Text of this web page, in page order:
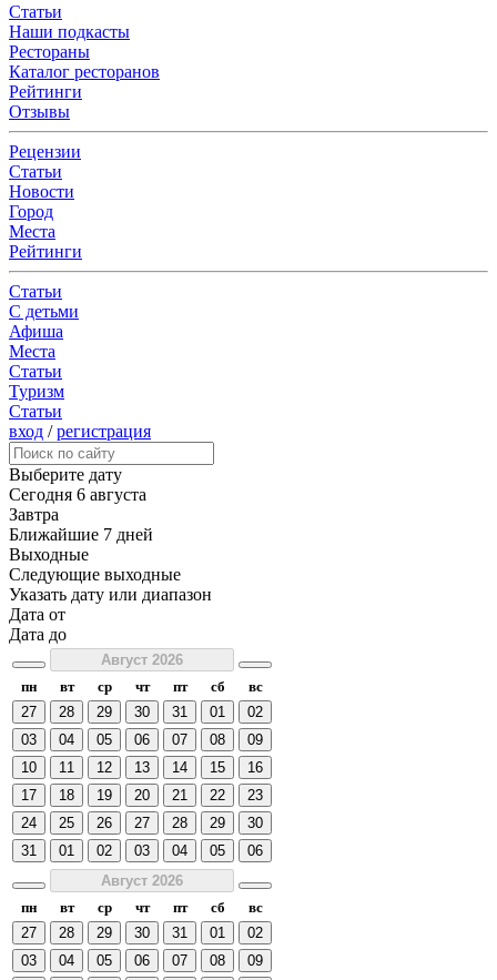
Статьи
Наши подкасты
Рестораны
Каталог ресторанов
Рейтинги
Отзывы
Рецензии
Статьи
Новости
Город
Места
Рейтинги
Статьи
С детьми
Афиша
Места
Статьи
Туризм
Статьи
вход /регистрация
Выберите дату
Сегодня 6 августа
Завтра
Ближайшие 7 дней
Выходные
Следующие выходные
Указать дату или диапазон
Дата от
Дата до
Август 2026
пн
вт ср чт пт сб
вс
27
28 29 30 31 01
02
03
04 05 06 07 08
09
10
11 12 13 14 15
16
17
18 19 20 21 22
23
24
25 26 27 28 29
30
31
01 02 03 04 05
06
Август 2026
пн
вт ср чт пт сб
вс
27
28 29 30 31 01
02
03
04 05 06 07 08
09